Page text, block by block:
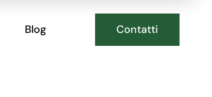
Blog Contatti